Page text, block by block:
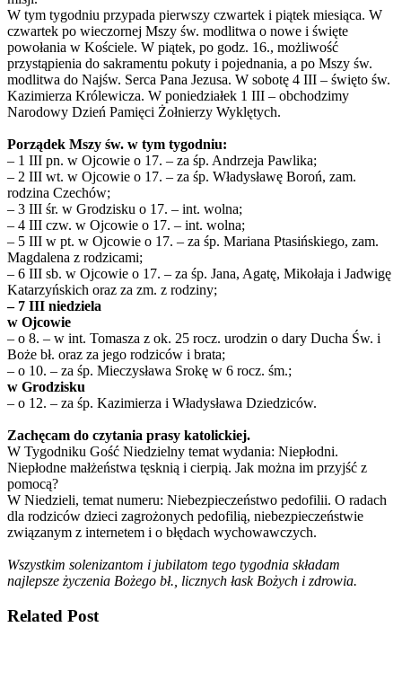
W tym tygodniu przypada pierwszy czwartek i piątek miesiąca. W
czwartek po wieczornej Mszy św. modlitwa o nowe i święte
powołania w Kościele. W piątek, po godz. 16., możliwość
przystąpienia do sakramentu pokuty i pojednania, a po Mszy św.
modlitwa do Najśw. Serca Pana Jezusa. W sobotę 4 III – święto św.
Kazimierza Królewicza. W poniedziałek 1 III – obchodzimy
Narodowy Dzień Pamięci Żołnierzy Wyklętych.
Porządek Mszy św. w tym tygodniu:
– 1 III pn. w Ojcowie o 17. – za śp. Andrzeja Pawlika;
– 2 III wt. w Ojcowie o 17. – za śp. Władysławę Boroń, zam.
rodzina Czechów;
– 3 III śr. w Grodzisku o 17. – int. wolna;
– 4 III czw. w Ojcowie o 17. – int. wolna;
– 5 III w pt. w Ojcowie o 17. – za śp. Mariana Ptasińskiego, zam.
Magdalena z rodzicami;
– 6 III sb. w Ojcowie o 17. – za śp. Jana, Agatę, Mikołaja i Jadwigę
Katarzyńskich oraz za zm. z rodziny;
– 7 III niedziela
w Ojcowie
– o 8. – w int. Tomasza z ok. 25 rocz. urodzin o dary Ducha Św. i
Boże bł. oraz za jego rodziców i brata;
– o 10. – za śp. Mieczysława Srokę w 6 rocz. śm.;
w Grodzisku
– o 12. – za śp. Kazimierza i Władysława Dziedziców.
Zachęcam do czytania prasy katolickiej.
W Tygodniku Gość Niedzielny temat wydania: Niepłodni.
Niepłodne małżeństwa tęsknią i cierpią. Jak można im przyjść z
pomocą?
W Niedzieli, temat numeru: Niebezpieczeństwo pedofilii. O radach
dla rodziców dzieci zagrożonych pedofilią, niebezpieczeństwie
związanym z internetem i o błędach wychowawczych.
Wszystkim solenizantom i jubilatom tego tygodnia składam
najlepsze życzenia Bożego bł., licznych łask Bożych i zdrowia.
Related Post